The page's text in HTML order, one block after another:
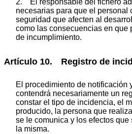
necesarias para que el personal
seguridad que afecten al
como las consecuencias en que
de incumplimiento.
Artículo 10. Registro de
El procedimiento de notificación
contendrá necesariamente un
constar el tipo de incidencia, el
producido, la persona que
se le comunica y los efectos
la misma.